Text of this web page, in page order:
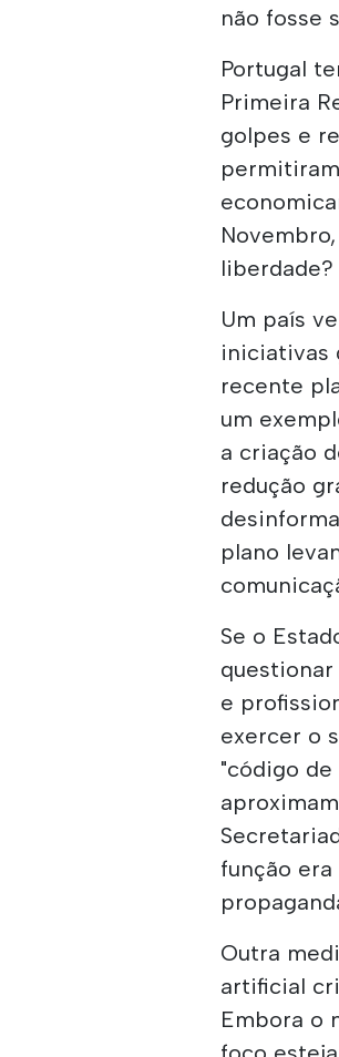
não fosse
Portugal
Primeira
golpes e
liberdade?
Um país
iniciativas
recente
um
a criação
redução
plano
Se o
e
exercer o
"código
função
Outra
artificial
Embora o